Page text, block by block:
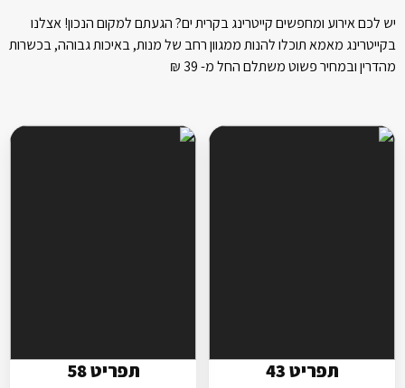
לכם אירוע ומחפשים קייטרינג בקרית ים? הגעתם למקום הנכון! אצלנו
מאמא תוכלו להנות ממגוון רחב של מנות, באיכות גבוהה, בכשרות
ובמחיר פשוט משתלם החל מ- 39
₪
תפריט 43 תפריט 58